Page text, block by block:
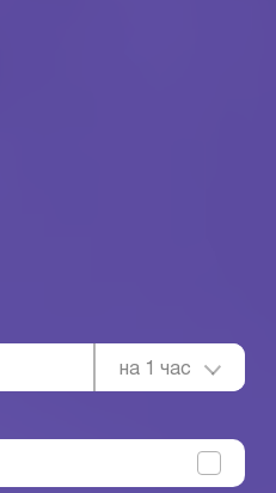
на 1 час